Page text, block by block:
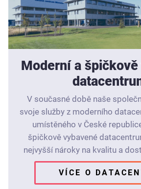
Moderní a
V současné době naše
svoje služby z moderního
umístěného v České
špičkově vybavené
nejvyšší nároky na kvalitu a
VÍCE O
VÍCE O